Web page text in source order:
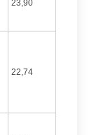
23,90
22,74